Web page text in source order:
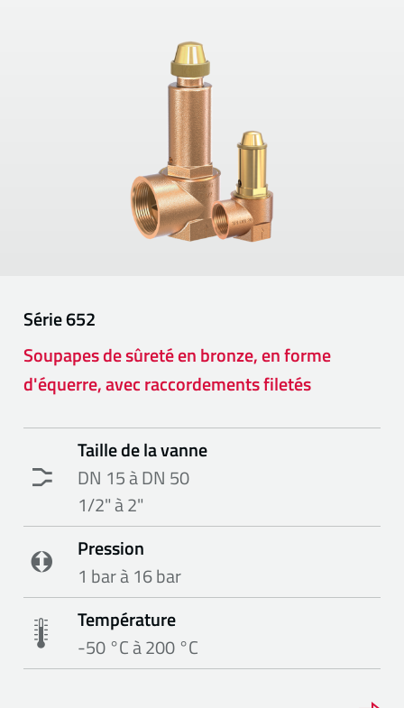
Série652
Soupapes de sûreté en bronze, en forme
d'équerre, avec raccordements filetés
Taille de la vanne
DN 15 à DN 50
1/2" à 2"
Pression
1 bar à 16 bar
Température
-50 °C à 200 °C